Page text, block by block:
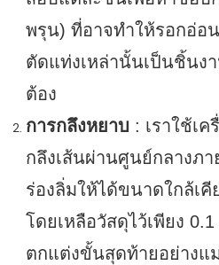
พรุน) ที่อาจทำให้รอกอ่อ
ตัดแท่งเหล่านั้นเป็นชิ้นง
ต้อง
การกลึงหยาบ : เราใช้เค
กลึงเส้นผ่านศูนย์กลางภ
ร่องลิ่มให้ได้ขนาดใกล้เ
โดยเหลือวัสดุไว้เพียง
ตกแต่งขั้นสุดท้ายอย่างแ